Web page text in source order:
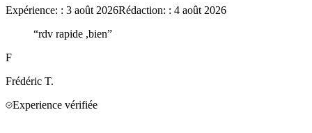
Expérience: : 3 août 2026Rédaction: : 4 août 2026
“rdv rapide ,bien”
F
Frédéric T.
Experience vérifiée